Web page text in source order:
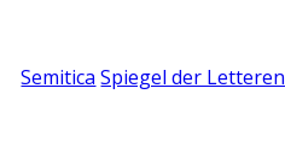
Semitica Spiegel der Letteren